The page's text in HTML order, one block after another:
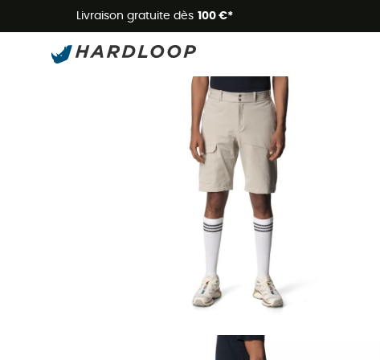
Livraison gratuite dès 100 €*